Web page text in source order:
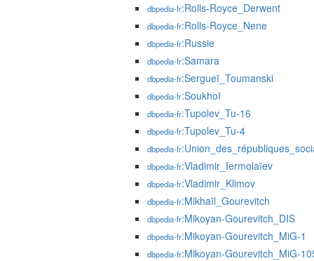
dbpedia-fr:Rolls-Royce_Derwent
dbpedia-fr:Rolls-Royce_Nene
dbpedia-fr:Russie
dbpedia-fr:Samara
dbpedia-fr:Sergueï_Toumanski
dbpedia-fr:Soukhoï
dbpedia-fr:Tupolev_Tu-16
dbpedia-fr:Tupolev_Tu-4
dbpedia-fr
dbpedia-fr:Vladimir_Iermolaïev
dbpedia-fr:Vladimir_Klimov
dbpedia-fr:Mikhaïl_Gourevitch
dbpedia-fr:Mikoyan-Gourevitch_DIS
dbpedia-fr:Mikoyan-Gourevitch_MiG-1
dbpedia-fr:Mikoyan-Gourevitch_MiG-